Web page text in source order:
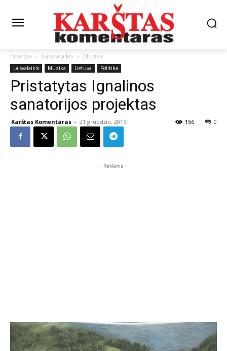
Pradžia Laisvalaikis Muzika
Laisvalaikis Muzika Lietuva Politika
Pristatytas Ignalinos
sanatorijos projektas
Karštas Komentaras - 21 gruodžio, 2015 0
156
- Reklama -